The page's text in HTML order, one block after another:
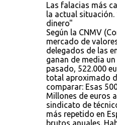
Las falacias más
la actual situación.
dinero"
Según la CNMV
mercado de
delegados de las
ganan de media
pasado, 522.000
total aproximado
comparar: Esas
Millones de euros
sindicato de
más repetido en
brutos anuales.